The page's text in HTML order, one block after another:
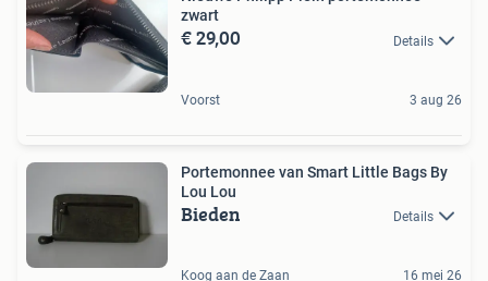
zwart
€ 29,00 Details
Voorst 3 aug 26
Portemonnee van Smart Little Bags By
Lou Lou
Bieden Details
Koog aan de Zaan 16 mei 26